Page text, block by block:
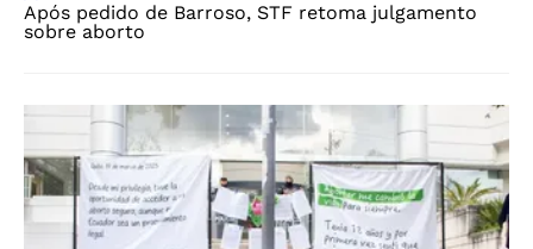
Após pedido de Barroso, STF retoma julgamento
sobre aborto